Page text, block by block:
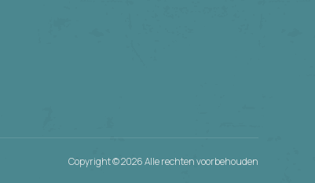
Copyright ©2026 Alle rechten voorbehouden